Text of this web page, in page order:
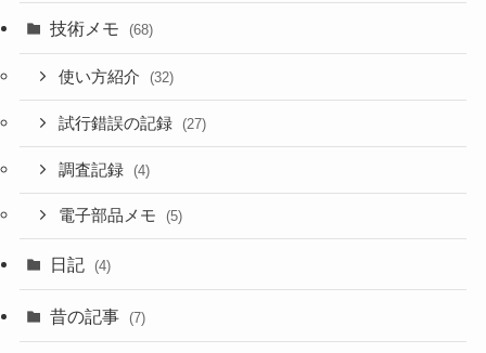
技術メモ (68)
使い方紹介 (32)
試行錯誤の記録 (27)
調査記録 (4)
電子部品メモ (5)
日記 (4)
昔の記事 (7)